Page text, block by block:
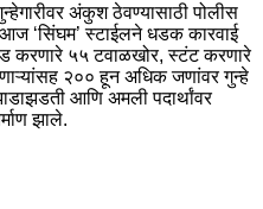
अंकुश ठेवण्यासाठी पोलीस
‘सिंघम’ स्टाईलने धडक कारवाई
करणारे ५५ टवाळखोर, स्टंट करणारे
२०० हून अधिक जणांवर गुन्हे
आणि अमली पदार्थांवर
झाले.